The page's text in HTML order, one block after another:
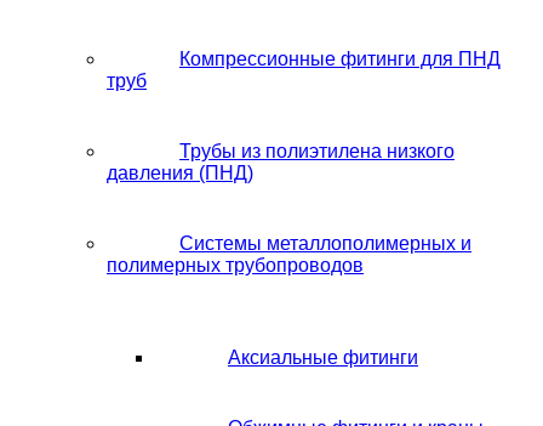
Компрессионные фитинги для ПНД
труб
Трубы из полиэтилена низкого
давления (ПНД)
Системы металлополимерных и
полимерных трубопроводов
Аксиальные фитинги